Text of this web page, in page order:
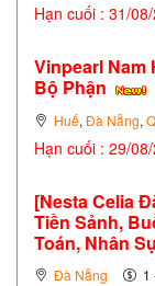
Hạn cuối : 31/
Vinpearl Nam
Bộ Phận
Huế, Đà Nẵng,
Hạn cuối : 29/
[Nesta Celia
Tiền Sảnh,
Toán, Nhân
Đà Nẵng 1